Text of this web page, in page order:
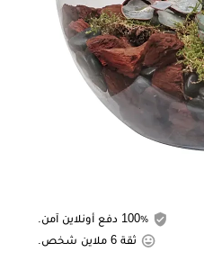
ثقة 6 ملاين شخص.